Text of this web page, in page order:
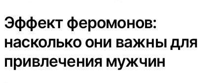
Эффект феромонов:
насколько они важны для
привлечения мужчин